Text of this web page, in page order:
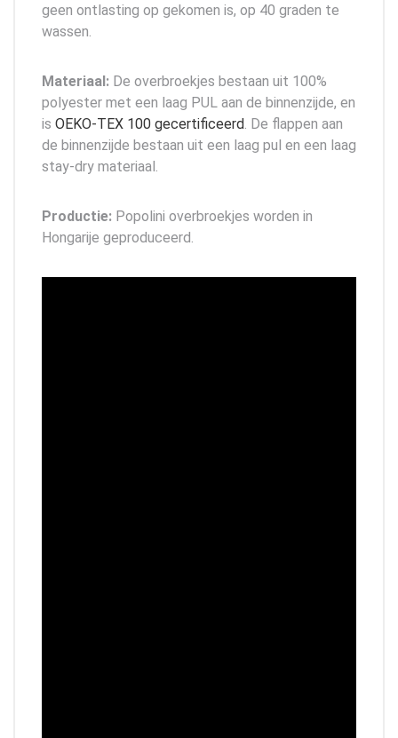
geen ontlasting op gekomen is, op 40 graden te
wassen.
Materiaal: De overbroekjes bestaan uit 100%
polyester met een laag PUL aan de binnenzijde, en
is OEKO-TEX 100 gecertificeerd. De flappen aan
de binnenzijde bestaan uit een laag pul en een laag
stay-dry materiaal.
Productie: Popolini overbroekjes worden in
Hongarije geproduceerd.